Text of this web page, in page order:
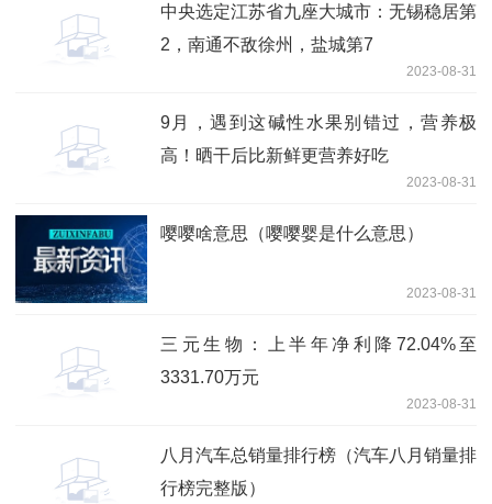
中央选定江苏省九座大城市：无锡稳居第
2，南通不敌徐州，盐城第7
2023-08-31
9月，遇到这碱性水果别错过，营养极
高！晒干后比新鲜更营养好吃
2023-08-31
嘤嘤啥意思（嘤嘤婴是什么意思）
2023-08-31
三元生物：上半年净利降72.04%至
3331.70万元
2023-08-31
八月汽车总销量排行榜（汽车八月销量排
行榜完整版）